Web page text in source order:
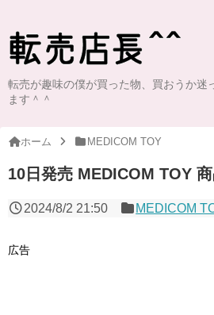
転売が趣味の僕が買った物、買おうか迷
ます＾＾
ホーム MEDICOM TOY
10日発売 MEDICOM TOY
2024/8/2 21:50 MEDICOM
広告